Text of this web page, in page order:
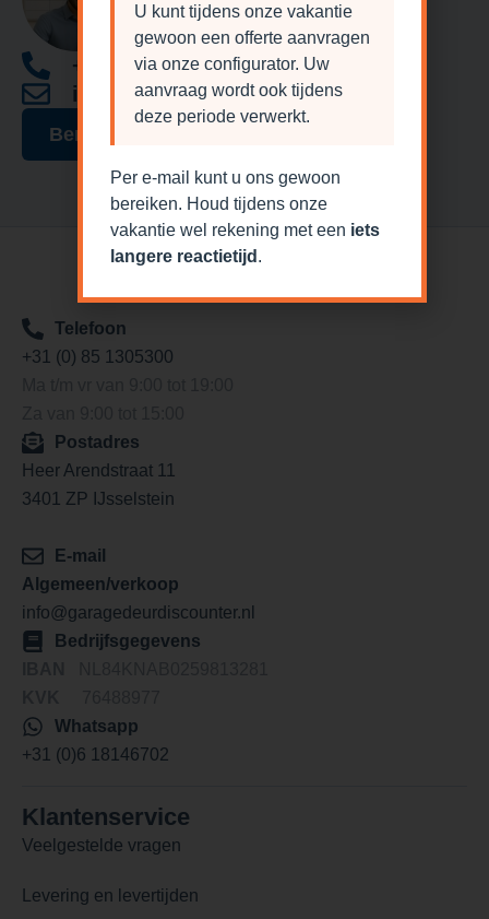
+31 (0) 85 1305300
info@garagedeurdiscounter.nl
Bericht sturen
Telefoon
+31 (0) 85 1305300
Postadres
Heer Arendstraat 11
3401 ZP IJsselstein
E-mail
Algemeen/verkoop
info@garagedeurdiscounter.nl
Bedrijfsgegevens
Whatsapp
+31 (0)6 18146702
Klantenservice
Veelgestelde vragen
Levering en levertijden
U kunt tijdens onze vakantie
gewoon een offerte aanvragen
via onze configurator. Uw
aanvraag wordt ook tijdens
deze periode verwerkt.
Per e-mail kunt u ons gewoon
bereiken. Houd tijdens onze
vakantie wel rekening met een iets
langere reactietijd .